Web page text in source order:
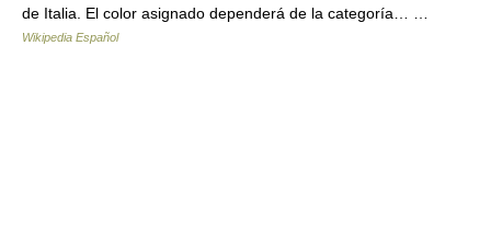
de Italia. El color asignado dependerá de la categoría… …
Wikipedia Español